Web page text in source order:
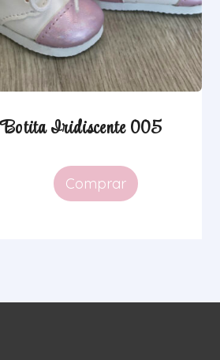
Botita Iridiscente 005
Comprar